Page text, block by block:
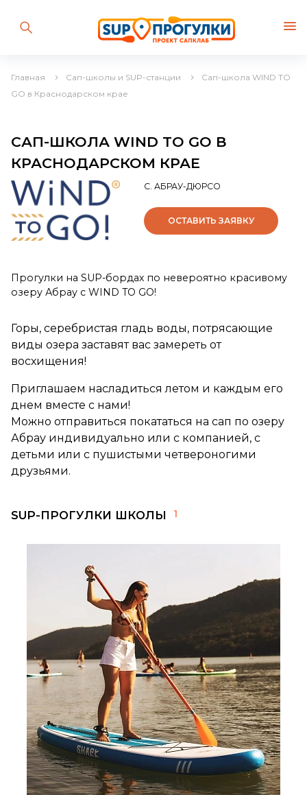
Главная Сап-школы и SUP-станции
Сап-школа WIND TO
GO в Краснодарском крае
САП-ШКОЛА WIND TO GO В
КРАСНОДАРСКОМ КРАЕ
С. АБРАУ-ДЮРСО
ОСТАВИТЬ ЗАЯВКУ
Прогулки на SUP-бордах по невероятно красивому
озеру Абрау с WIND TO GO!
Горы, серебристая гладь воды, потрясающие
виды озера заставят вас замереть от
восхищения!
Приглашаем насладиться летом и каждым его
днем вместе с нами!
Можно отправиться покататься на сап по озеру
Абрау индивидуально или с компанией, с
детьми или с пушистыми четвероногими
друзьями.
SUP-ПРОГУЛКИ ШКОЛЫ 1